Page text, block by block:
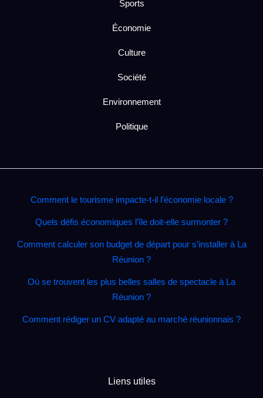
Sports
Économie
Culture
Société
Environnement
Politique
Comment le tourisme impacte‑t‑il l’économie locale ?
Quels défis économiques l’île doit‑elle surmonter ?
Comment calculer son budget de départ pour s’installer à La
Réunion ?
Où se trouvent les plus belles salles de spectacle à La
Réunion ?
Comment rédiger un CV adapté au marché réunionnais ?
Liens utiles